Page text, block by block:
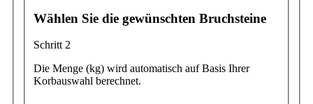
Wählen Sie die gewünschten Bruchsteine
Schritt 2
Die Menge (kg) wird automatisch auf Basis Ihrer
Korbauswahl berechnet.